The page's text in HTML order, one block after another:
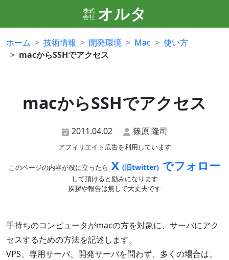
株式
会社 オルタ
ホーム 技術情報 開発環境 Mac
使い方
macからSSHでアクセス
macからSSHでアクセス
2011.04.02 篠原 隆司
アフィリエイト広告を利用しています
このページの内容が役に立ったら X (旧twitter) でフォロー
して頂けると励みになります
挨拶や報告は無しで大丈夫です
手持ちのコンピュータがmacの方を対象に、サーバにアク
セスするための方法を記述します。
VPS、専用サーバ、開発サーバを問わず、多くの場合は、